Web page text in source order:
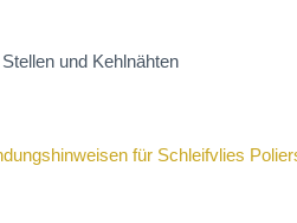
und Kehlnähten
für Schleifvlies